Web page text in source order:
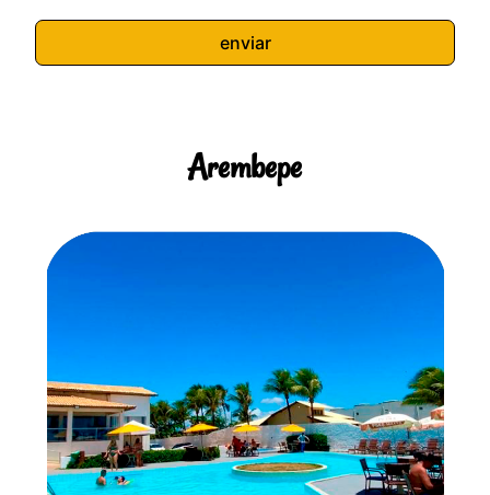
enviar
Arembepe
Arembepe têm hotéis e pousadas para todos os gostos com
excelente custo benefício.
veja mais